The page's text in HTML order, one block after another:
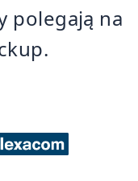
polegają na